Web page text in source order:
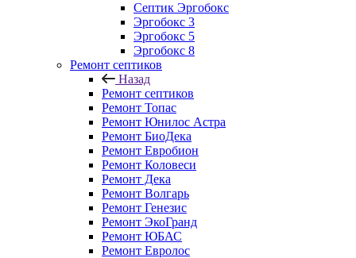
Септик Эргобокс
Эргобокс 3
Эргобокс 5
Эргобокс 8
Ремонт септиков
Назад
Ремонт септиков
Ремонт Топас
Ремонт Юнилос Астра
Ремонт БиоДека
Ремонт Евробион
Ремонт Коловеси
Ремонт Дека
Ремонт Волгарь
Ремонт Генезис
Ремонт ЭкоГранд
Ремонт ЮБАС
Ремонт Евролос